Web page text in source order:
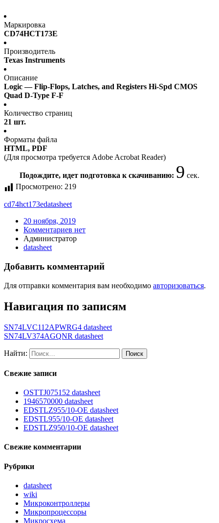
Маркировка
CD74HCT173E
Производитель
Texas Instruments
Описание
Logic — Flip-Flops, Latches, and Registers Hi-Spd CMOS
Quad D-Type F-F
Количество страниц
21 шт.
Форматы файла
HTML, PDF
(Для просмотра требуется Adobe Acrobat Reader)
Подождите, идет подготовка к скачиванию: 9 сек.
Просмотрено: 219
cd74hct173edatasheet
20 ноября, 2019
Комментариев нет
Администратор
datasheet
Добавить комментарий
Для отправки комментария вам необходимо авторизоваться.
Навигация по записям
SN74LVC112APWRG4 datasheet
SN74LV374AGQNR datasheet
Найти:
Свежие записи
OSTTJ075152 datasheet
1946570000 datasheet
EDSTLZ955/10-OE datasheet
EDSTL955/10-OE datasheet
EDSTLZ950/10-OE datasheet
Свежие комментарии
Рубрики
datasheet
wiki
Микроконтроллеры
Микропроцессоры
Микросхема